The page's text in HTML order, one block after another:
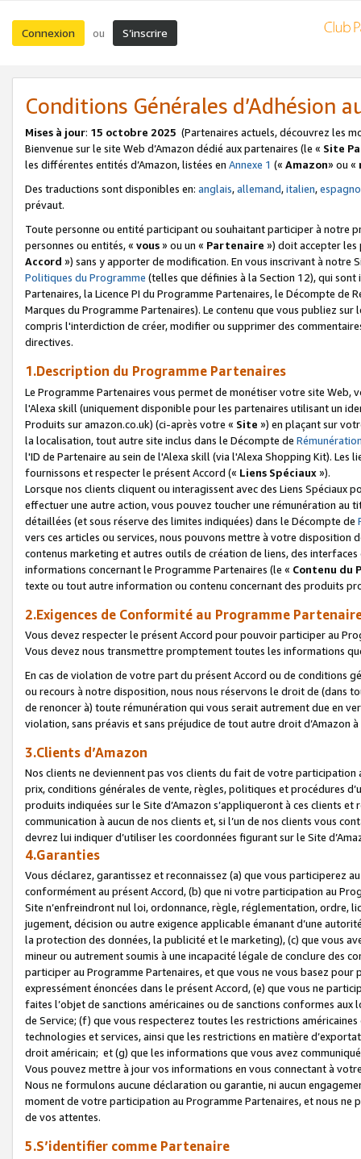
Connexion ou S’inscrire
Conditions Générales d’Adhésion
Mises à jour: 15 octobre 2025 (Partenaires actuels, découvrez les
Bienvenue sur le site Web d’Amazon dédié aux partenaires (le « Site
les différentes entités d’Amazon, listées en Annexe 1 (« Amazon» ou «
Des traductions sont disponibles en: anglais,allemand,italien,
prévaut.
Toute personne ou entité participant ou souhaitant participer à notre
personnes ou entités, « vous» ou un « Partenaire ») doit accepter les
Accord ») sans y apporter de modification. En vous inscrivant à notre
Politiques du Programme (telles que définies à la Section 12), qui
Partenaires, la Licence PI du Programme Partenaires, le Décompte de
Marques du Programme Partenaires). Le contenu que vous publiez
compris l'interdiction de créer, modifier ou supprimer des
directives.
1.Description du Programme Partenaires
Le Programme Partenaires vous permet de monétiser votre site Web,
l'Alexa skill (uniquement disponible pour les partenaires utilisant un
Produits sur amazon.co.uk) (ci-après votre « Site ») en plaçant sur
la localisation, tout autre site inclus dans le Décompte de
l'ID de Partenaire au sein de l'Alexa skill (via l'Alexa Shopping Kit).
fournissons et respecter le présent Accord (« Liens Spéciaux»).
Lorsque nos clients cliquent ou interagissent avec des Liens Spéciaux
effectuer une autre action, vous pouvez toucher une rémunération
détaillées (et sous réserve des limites indiquées) dans le Décompte de
vers ces articles ou services, nous pouvons mettre à votre disposition
contenus marketing et autres outils de création de liens, des
informations concernant le Programme Partenaires (le « Contenu du
texte ou tout autre information ou contenu concernant des produits
2.Exigences de Conformité au Programme
Vous devez respecter le présent Accord pour pouvoir participer au
Vous devez nous transmettre promptement toutes les informations
En cas de violation de votre part du présent Accord ou de conditions
ou recours à notre disposition, nous nous réservons le droit de (dans
de renoncer à) toute rémunération qui vous serait autrement due en
violation, sans préavis et sans préjudice de tout autre droit
3.Clients d’Amazon
Nos clients ne deviennent pas vos clients du fait de votre
prix, conditions générales de vente, règles, politiques et procédures
produits indiquées sur le Site d’Amazon s’appliqueront à ces clients
communication à aucun de nos clients et, si l’un de nos clients vous
devrez lui indiquer d’utiliser les coordonnées figurant sur le Site
4.Garanties
Vous déclarez, garantissez et reconnaissez (a) que vous participerez
conformément au présent Accord, (b) que ni votre participation au
Site n’enfreindront nul loi, ordonnance, règle, réglementation, ordre,
jugement, décision ou autre exigence applicable émanant d’une
la protection des données, la publicité et le marketing), (c) que vous
mineur ou autrement soumis à une incapacité légale de conclure des
participer au Programme Partenaires, et que vous ne vous basez
expressément énoncées dans le présent Accord, (e) que vous ne
faites l’objet de sanctions américaines ou de sanctions conformes
de Service; (f) que vous respecterez toutes les restrictions
technologies et services, ainsi que les restrictions en matière
droit américain; et (g) que les informations que vous avez
Vous pouvez mettre à jour vos informations en vous connectant à
Nous ne formulons aucune déclaration ou garantie, ni aucun
moment de votre participation au Programme Partenaires, et nous
de vos attentes.
5.S’identifier comme Partenaire